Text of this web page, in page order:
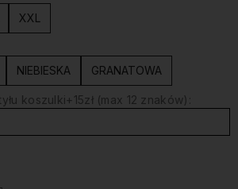
XXL
NIEBIESKA GRANATOWA
koszulki+15zł (max 12 znaków):